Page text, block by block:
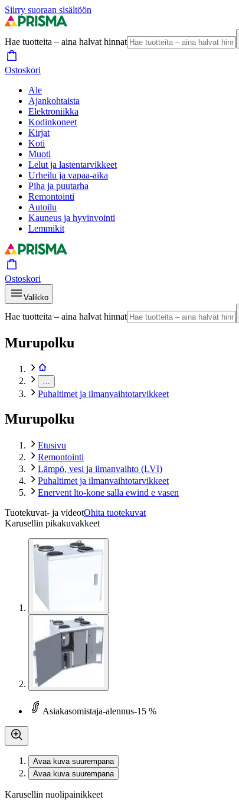
Siirry suoraan sisältöön
Hae tuotteita – aina halvat hinnat
Ostoskori
Ale
Ajankohtaista
Elektroniikka
Kodinkoneet
Kirjat
Koti
Muoti
Lelut ja lastentarvikkeet
Urheilu ja vapaa-aika
Piha ja puutarha
Remontointi
Autoilu
Kauneus ja hyvinvointi
Lemmikit
Ostoskori
Valikko
Hae tuotteita – aina halvat hinnat
Murupolku
Puhaltimet ja ilmanvaihtotarvikkeet
Murupolku
Etusivu
Remontointi
Lämpö, vesi ja ilmanvaihto (LVI)
Puhaltimet ja ilmanvaihtotarvikkeet
Enervent lto-kone salla ewind e vasen
Tuotekuvat- ja videotOhita tuotekuvat
Karusellin pikakuvakkeet
Asiakasomistaja-alennus-15 %
Avaa kuva suurempana
Avaa kuva suurempana
Karusellin nuolipainikkeet